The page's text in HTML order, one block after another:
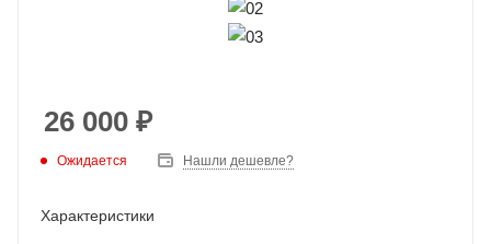
26 000 ₽
Ожидается Нашли дешевле?
Характеристики